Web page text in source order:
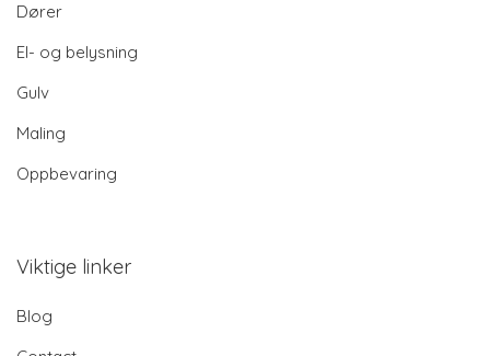
Dører
El- og belysning
Gulv
Maling
Oppbevaring
Viktige linker
Blog